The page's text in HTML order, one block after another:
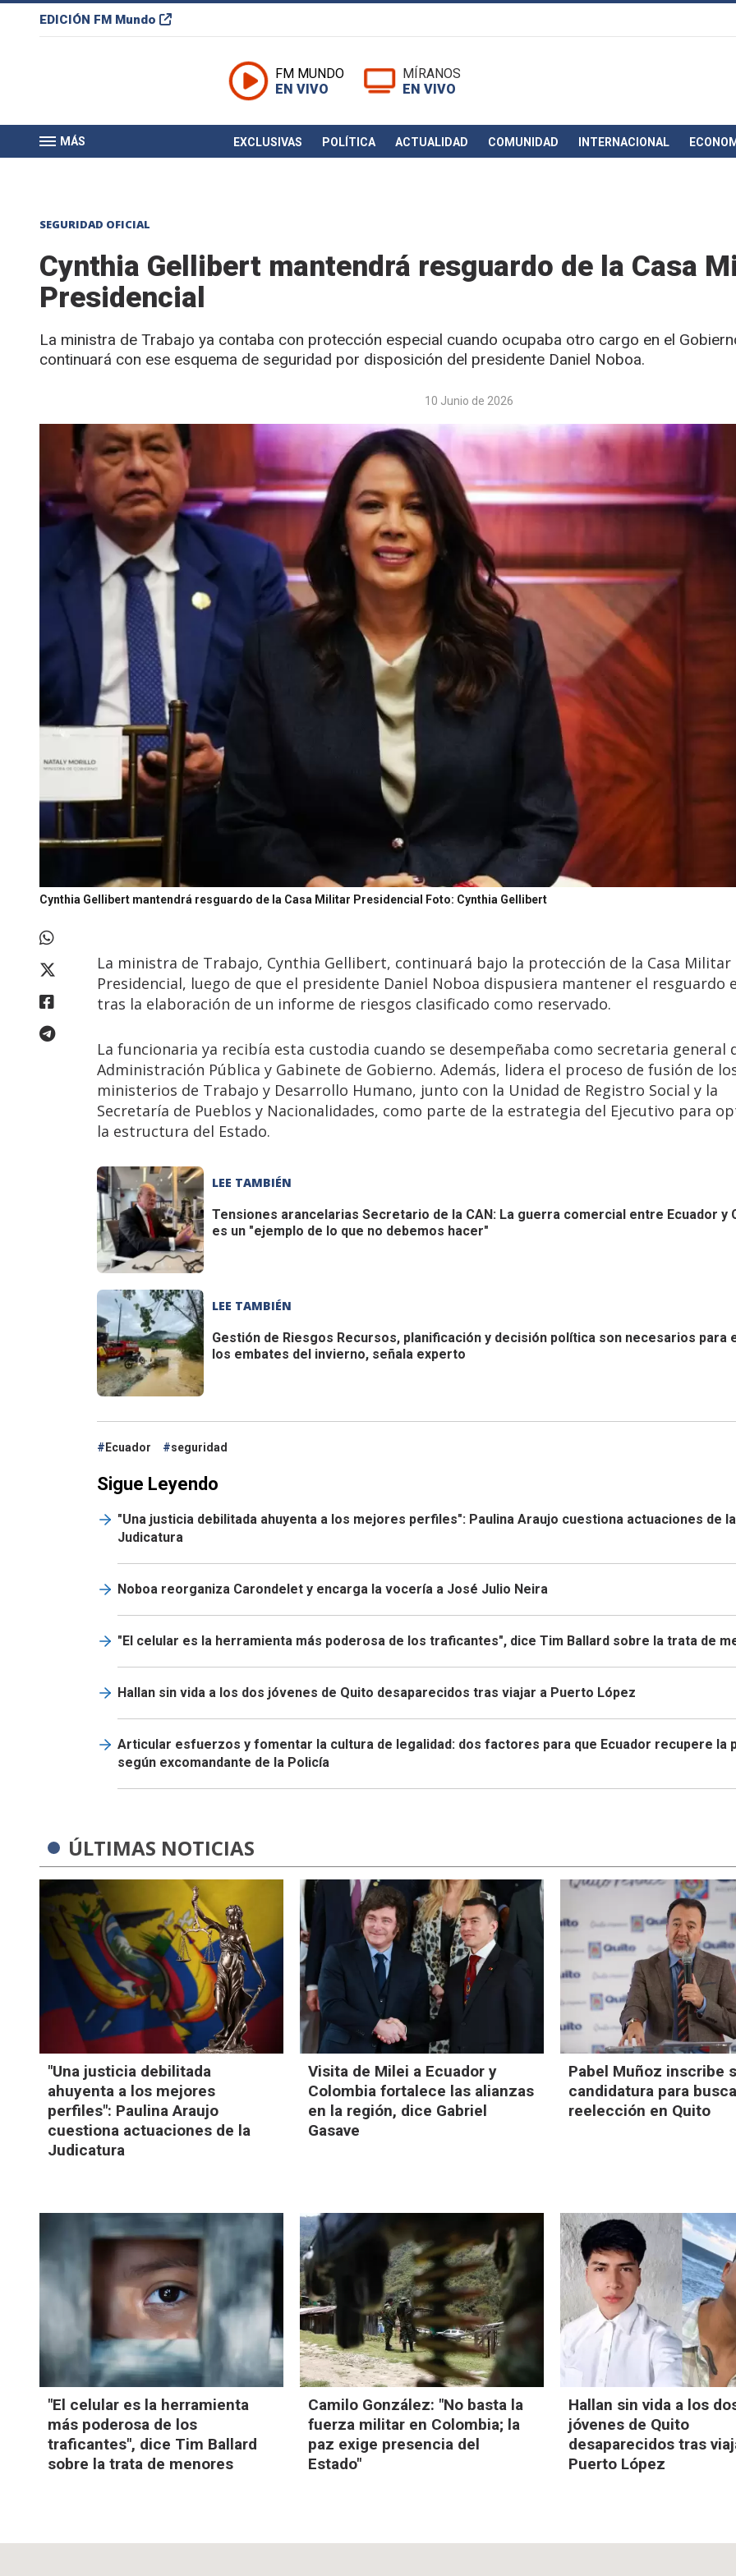
EDICIÓN FM Mundo
FM MUNDO
EN VIVO
MÍRANOS
EN VIVO
MÁS EXCLUSIVAS POLÍTICA ACTUALIDAD COMUNIDAD INTERNACIONAL
SEGURIDAD OFICIAL
Cynthia Gellibert mantendrá resguardo de la Casa
Presidencial
La ministra de Trabajo ya contaba con protección especial cuando ocupaba otro cargo en el
continuará con ese esquema de seguridad por disposición del presidente Daniel Noboa.
10 Junio de 2026
Cynthia Gellibert mantendrá resguardo de la Casa Militar Presidencial Foto: Cynthia Gellibert
La ministra de Trabajo, Cynthia Gellibert, continuará bajo la protección de la Casa Militar
Presidencial, luego de que el presidente Daniel Noboa dispusiera mantener el resguardo
tras la elaboración de un informe de riesgos clasificado como reservado.
La funcionaria ya recibía esta custodia cuando se desempeñaba como secretaria general
Administración Pública y Gabinete de Gobierno. Además, lidera el proceso de fusión de
ministerios de Trabajo y Desarrollo Humano, junto con la Unidad de Registro Social y la
Secretaría de Pueblos y Nacionalidades, como parte de la estrategia del Ejecutivo para
la estructura del Estado.
LEE TAMBIÉN
Tensiones arancelarias Secretario de la CAN: La guerra comercial entre Ecuador y
es un "ejemplo de lo que no debemos hacer"
LEE TAMBIÉN
Gestión de Riesgos Recursos, planificación y decisión política son necesarios para
los embates del invierno, señala experto
Ecuador seguridad
Sigue Leyendo
"Una justicia debilitada ahuyenta a los mejores perfiles": Paulina Araujo cuestiona actuaciones de la
Judicatura
Noboa reorganiza Carondelet y encarga la vocería a José Julio Neira
"El celular es la herramienta más poderosa de los traficantes", dice Tim Ballard sobre la trata de
Hallan sin vida a los dos jóvenes de Quito desaparecidos tras viajar a Puerto López
Articular esfuerzos y fomentar la cultura de legalidad: dos factores para que Ecuador recupere la
según excomandante de la Policía
ÚLTIMAS NOTICIAS
"Una justicia debilitada
ahuyenta a los mejores
perfiles": Paulina Araujo
cuestiona actuaciones de la
Judicatura
Visita de Milei a Ecuador y
Colombia fortalece las alianzas
en la región, dice Gabriel
Gasave
Pabel Muñoz inscribe
candidatura para
reelección en Quito
"El celular es la herramienta
más poderosa de los
traficantes", dice Tim Ballard
sobre la trata de menores
Camilo González: "No basta la
fuerza militar en Colombia; la
paz exige presencia del
Estado"
Hallan sin vida a los
jóvenes de Quito
desaparecidos tras
Puerto López